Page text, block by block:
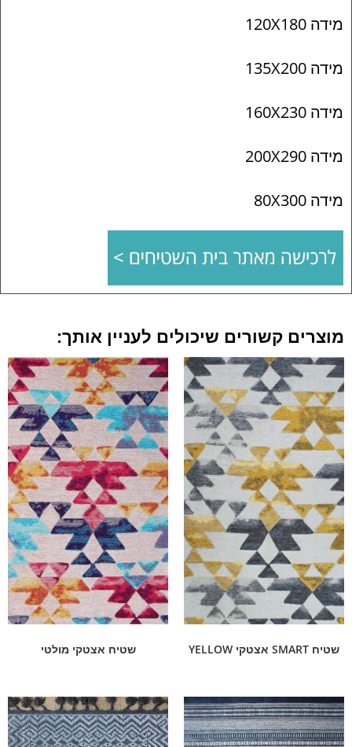
מידה 120X180
מידה 135X200
מידה 160X230
מידה 200X290
מידה 80X300
מוצרים קשורים שיכולים לעניין אותך:
שטיח SMART אצטקי YELLOW שטיח אצטקי מולטי